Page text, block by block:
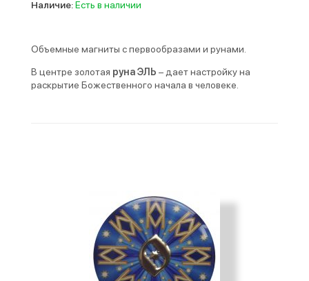
Наличие:Есть в наличии
Объемные магниты с первообразами и рунами.
В центре золотая руна ЭЛЬ – дает настройку на
раскрытие Божественного начала в человеке.